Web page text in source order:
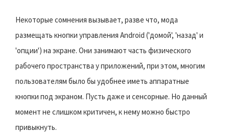
Некоторые сомнения вызывает, разве что, мода
размещать кнопки управления Android ('домой', 'назад' и
'опции') на экране. Они занимают часть физического
рабочего пространства у приложений, при этом, многим
пользователям было бы удобнее иметь аппаратные
кнопки под экраном. Пусть даже и сенсорные. Но данный
момент не слишком критичен, к нему можно быстро
привыкнуть.